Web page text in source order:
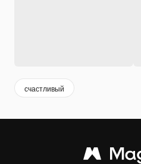
счастливый